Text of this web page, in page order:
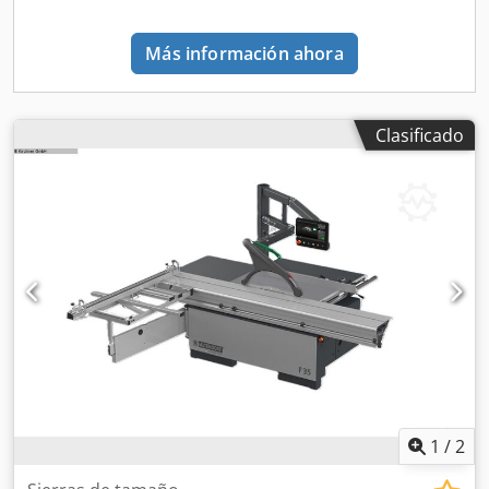
final con soporte para tiras largas; el tope longitudinal se
puede utilizar como tope angular para cortes a inglete a
ambos lados, de forma continua desde 0° hasta 46° con
inglete habituales (15°, 22,5°, 30°, 45°) se pueden ajustar
rápidamente mediante un sistema de fijación. Tope de
ancho con ancho de corte de 1030 mm a la derecha del
disco de sierra, con ajuste fino, fácil de ajustar y fijar
manualmente, indicador de medida mediante una escala
en mm de fácil lectura en un soporte de regla ajustable.
Ampliación de la mesa: 1200 x 600 mm y extensión de la
mesa: 750 x 655 mm Manejo en el cuerpo de la máquina
con control táctil de 4,3" para la altura de corte, el ajuste
de inclinación y la velocidad. Ajuste electromotriz de la
altura y la inclinación mediante pulsadores. Ángulo de
inclinación del disco de sierra: de 0° a 46°. Sistema de
disco de sierra principal: 3000 / 4000 / 5000 / 6000 rpm
Dispositivo de protección, plegable hacia ambos lados;
capó de protección con inserto intercambiable,
Más información ahora
Clasificado
1 /2